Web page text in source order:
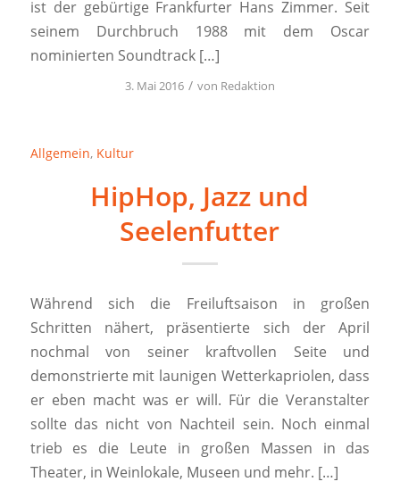
ist der gebürtige Frankfurter Hans Zimmer. Seit
seinem Durchbruch 1988 mit dem Oscar
nominierten Soundtrack […]
3. Mai 2016 / von Redaktion
Allgemein, Kultur
HipHop, Jazz und
Seelenfutter
Während sich die Freiluftsaison in großen
Schritten nähert, präsentierte sich der April
nochmal von seiner kraftvollen Seite und
demonstrierte mit launigen Wetterkapriolen, dass
er eben macht was er will. Für die Veranstalter
sollte das nicht von Nachteil sein. Noch einmal
trieb es die Leute in großen Massen in das
Theater, in Weinlokale, Museen und mehr. […]